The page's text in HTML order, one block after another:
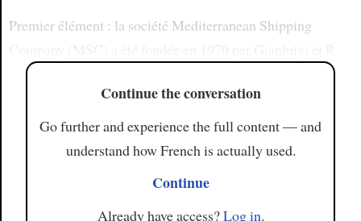
Premier élément : la société Mediterranean Shipping
Continue the conversation
Go further and experience the full content — and
understand how French is actually used.
Continue
Already have access?Log in.